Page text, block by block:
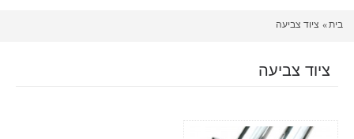
בית ציוד צביעה
ציוד צביעה